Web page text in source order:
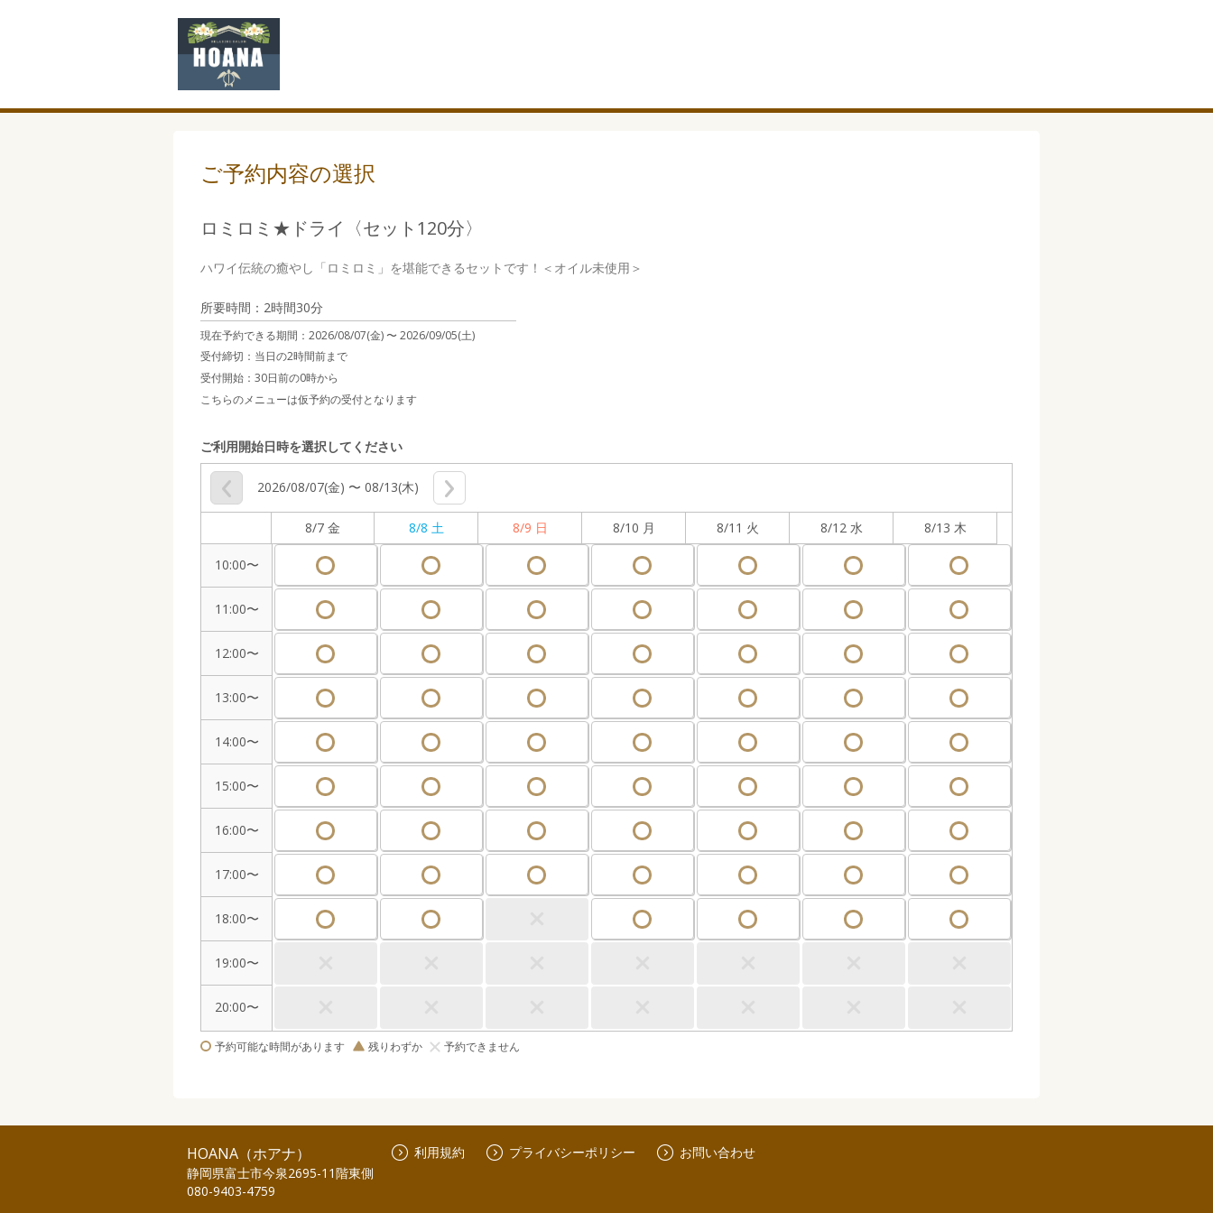
ご予約内容の選択
ロミロミ★ドライ〈セット120分〉
ハワイ伝統の癒やし「ロミロミ」を堪能できるセットです！＜オイル未使用＞
所要時間：2時間30分
現在予約できる期間： 2026/08/07(金) 〜2026/09/05(土)
受付締切： 当日の2時間前まで
受付開始： 30日前の0時から
こちらのメニューは仮予約の受付となります
ご利用開始日時を選択してください
2026/08/07(金) 〜 08/13(木)
8/7 金 8/8 土 8/9 日 8/10 月 8/11 火 8/12 水 8/13 木
10:00〜
11:00〜
12:00〜
13:00〜
14:00〜
15:00〜
16:00〜
17:00〜
18:00〜
19:00〜
20:00〜
予約可能な時間があります 残りわずか 予約できません
HOANA（ホアナ）
静岡県富士市今泉2695-11階東側
080-9403-4759
利用規約 プライバシーポリシー お問い合わせ